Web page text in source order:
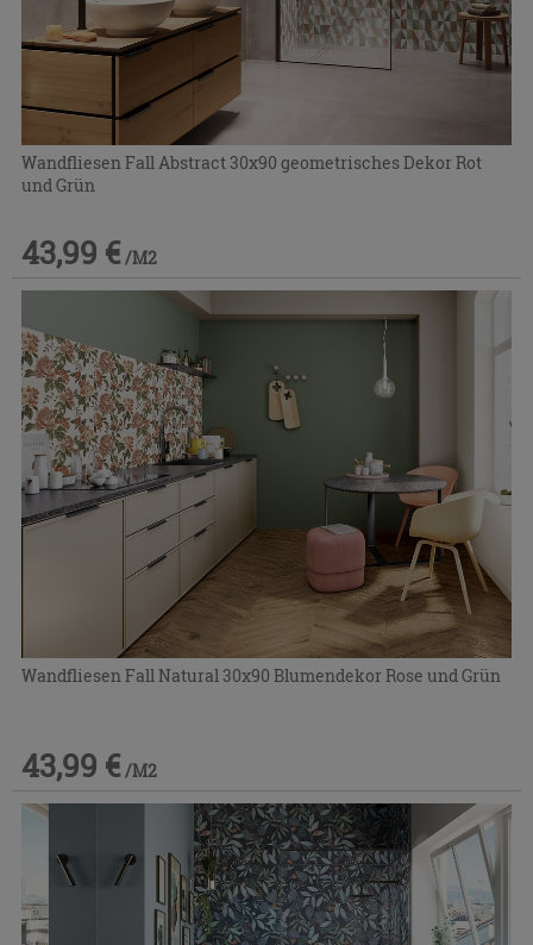
Wandfliesen Fall Abstract 30x90 geometrisches Dekor Rot
und Grün
43,99 € /M2
Wandfliesen Fall Natural 30x90 Blumendekor Rose und Grün
43,99 € /M2